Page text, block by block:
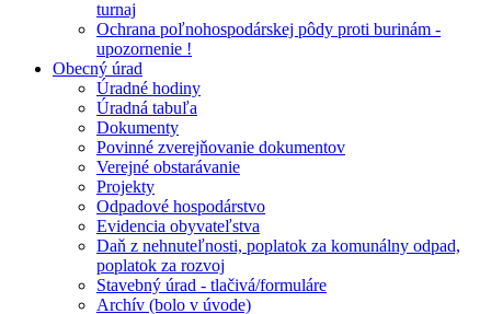
turnaj
Ochrana poľnohospodárskej pôdy proti burinám -
upozornenie !
Obecný úrad
Úradné hodiny
Úradná tabuľa
Dokumenty
Povinné zverejňovanie dokumentov
Verejné obstarávanie
Projekty
Odpadové hospodárstvo
Evidencia obyvateľstva
Daň z nehnuteľnosti, poplatok za komunálny odpad,
poplatok za rozvoj
Stavebný úrad - tlačivá/formuláre
Archív (bolo v úvode)